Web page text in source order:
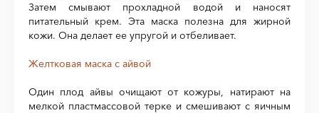
Затем смывают прохладной водой и наносят
питательный крем. Эта маска полезна для жирной
кожи. Она делает ее упругой и отбеливает.
Желтковая маска с айвой
Один плод айвы очищают от кожуры, натирают на
мелкой пластмассовой терке и смешивают с яичным